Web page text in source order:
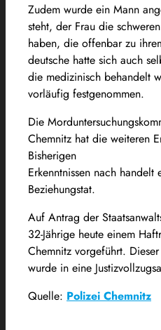
Zudem wurde ein Mann
steht, der Frau die
haben, die offenbar zu
deutsche hatte sich auch
die medizinisch behandelt
vorläufig festgenommen.
Die
Chemnitz hat die weiteren
Bisherigen
Erkenntnissen nach handelt
Beziehungstat.
Auf Antrag der
32-Jährige heute einem
Chemnitz vorgeführt.
wurde in eine
Quelle: Polizei Chemnitz